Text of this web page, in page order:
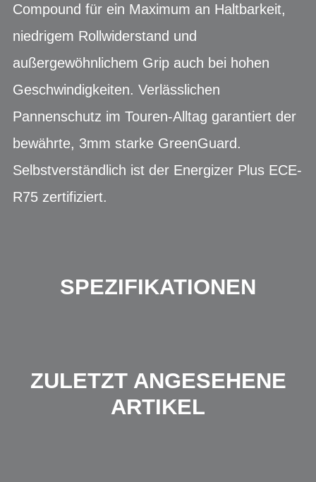
Compound für ein Maximum an Haltbarkeit,
niedrigem Rollwiderstand und
außergewöhnlichem Grip auch bei hohen
Geschwindigkeiten. Verlässlichen
Pannenschutz im Touren-Alltag garantiert der
bewährte, 3mm starke GreenGuard.
Selbstverständlich ist der Energizer Plus ECE-
R75 zertifiziert.
SPEZIFIKATIONEN
ZULETZT ANGESEHENE
ARTIKEL